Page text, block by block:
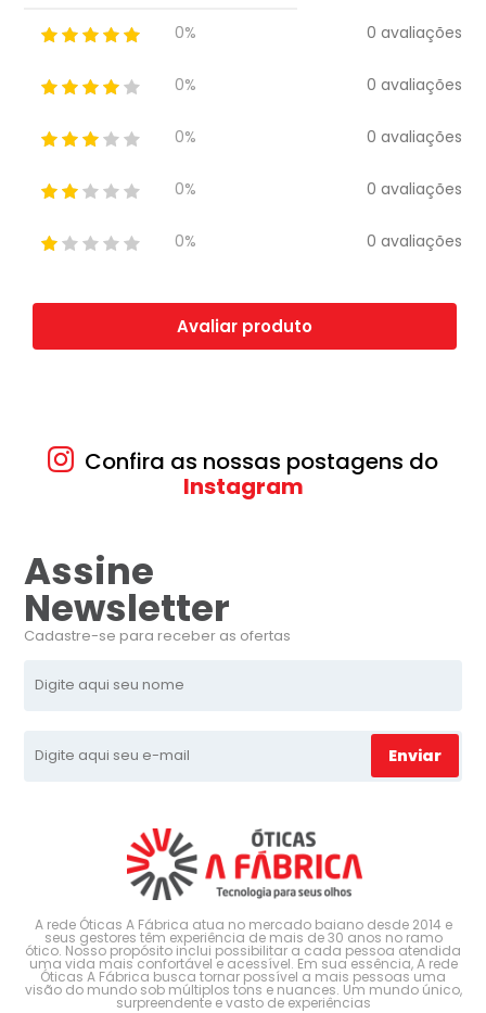
0% 0 avaliações
0% 0 avaliações
0% 0 avaliações
0% 0 avaliações
0% 0 avaliações
Avaliar produto
Confira as nossas postagens do
Instagram
Assine
Newsletter
Cadastre-se para receber as ofertas
Enviar
A rede Óticas A Fábrica atua no mercado baiano desde 2014 e
seus gestores têm experiência de mais de 30 anos no ramo
ótico. Nosso propósito inclui possibilitar a cada pessoa atendida
uma vida mais confortável e acessível. Em sua essência, A rede
Óticas A Fábrica busca tornar possível a mais pessoas uma
visão do mundo sob múltiplos tons e nuances. Um mundo único,
surpreendente e vasto de experiências